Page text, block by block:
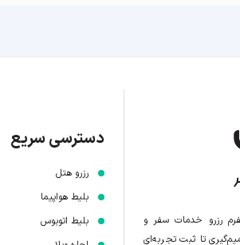
رزرو خدمات سفر و
تا ثبت تجربه‌ای
دسترسی سریع
رزرو هتل
بلیط هواپیما
بلیط اتوبوس